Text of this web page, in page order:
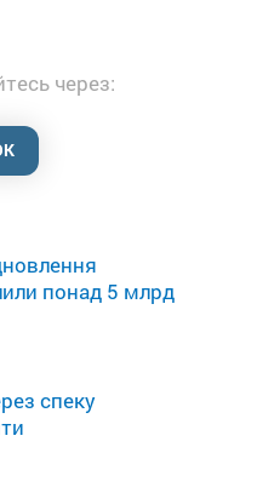
понад 5 млрд
спеку
через: